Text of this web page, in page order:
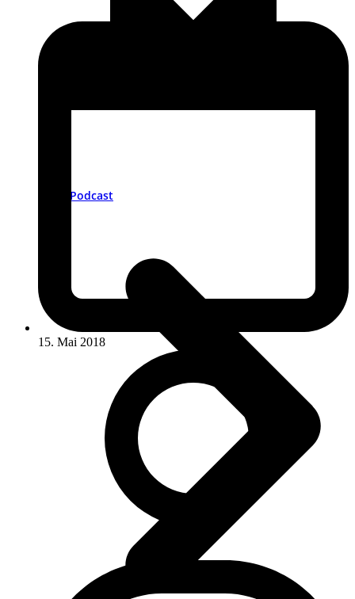
Podcast
15. Mai 2018